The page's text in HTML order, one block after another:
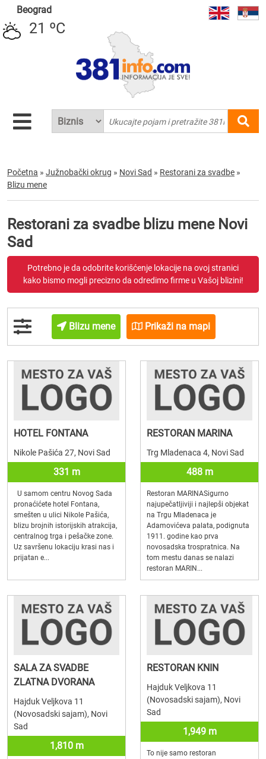
Beograd
21 ºC
Početna » Južnobački okrug » Novi Sad » Restorani za svadbe »
Blizu mene
Restorani za svadbe blizu mene Novi
Sad
Potrebno je da odobrite korišćenje lokacije na ovoj stranici
kako bismo mogli precizno da odredimo firme u Vašoj blizini!
Blizu mene Prikaži na mapi
HOTEL FONTANA
Nikole Pašića 27, Novi Sad
331 m
U samom centru Novog Sada
pronaćićete hotel Fontana,
smešten u ulici Nikole Pašića,
blizu brojnih istorijskih atrakcija,
centralnog trga i pešačke zone.
Uz savršenu lokaciju krasi nas i
prijatan e...
RESTORAN MARINA
Trg Mladenaca 4, Novi Sad
488 m
Restoran MARINASigurno
najupečatljiviji i najlepši objekat
na Trgu Mladenaca je
Adamovićeva palata, podignuta
1911. godine kao prva
novosadska trospratnica. Na
tom mestu danas se nalazi
restoran MARIN...
SALA ZA SVADBE
ZLATNA DVORANA
Hajduk Veljkova 11
(Novosadski sajam), Novi
Sad
1,810 m
RESTORAN KNIN
Hajduk Veljkova 11
(Novosadski sajam), Novi
Sad
1,949 m
To nije samo restoran